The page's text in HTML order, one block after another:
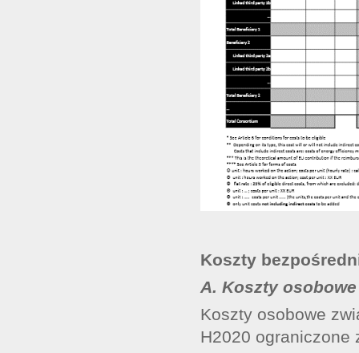
Koszty
A. Koszty
Koszty osobowe
H2020 ograniczone